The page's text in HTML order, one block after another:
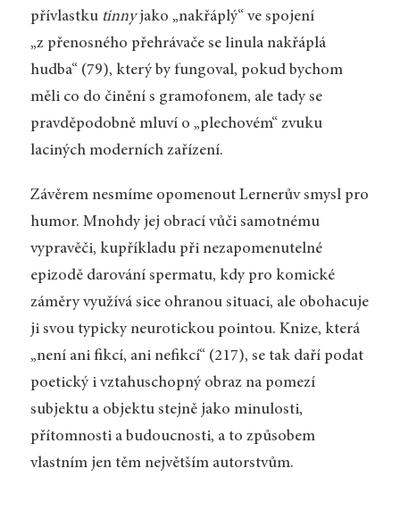
přívlastku tinnyjako „nakřáplý“ ve spojení
„z přenosného přehrávače se linula nakřáplá
hudba“ (79), který by fungoval, pokud bychom
měli co do činění s gramofonem, ale tady se
pravděpodobně mluví o „plechovém“ zvuku
laciných moderních zařízení.
Závěrem nesmíme opomenout Lernerův smysl pro
humor. Mnohdy jej obrací vůči samotnému
vypravěči, kupříkladu při nezapomenutelné
epizodě darování spermatu, kdy pro komické
záměry využívá sice ohranou situaci, ale obohacuje
ji svou typicky neurotickou pointou. Knize, která
„není ani fikcí, ani nefikcí“ (217), se tak daří podat
poetický i vztahuschopný obraz na pomezí
subjektu a objektu stejně jako minulosti,
přítomnosti a budoucnosti, a to způsobem
vlastním jen těm největším autorstvům.